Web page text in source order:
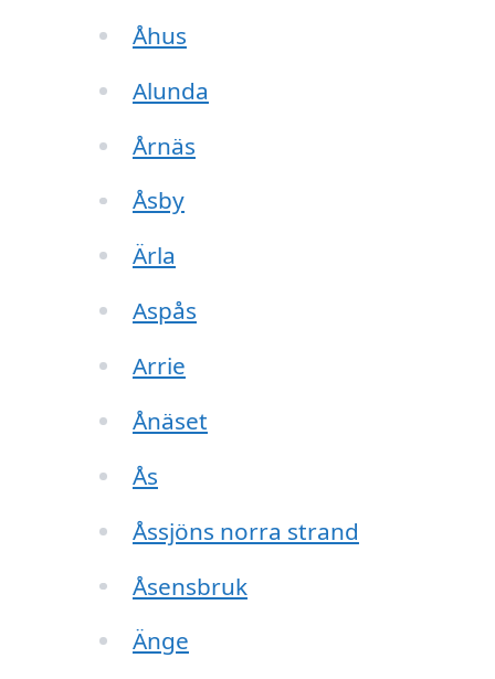
Åhus
Alunda
Årnäs
Åsby
Ärla
Aspås
Arrie
Ånäset
Ås
Åssjöns norra strand
Åsensbruk
Änge